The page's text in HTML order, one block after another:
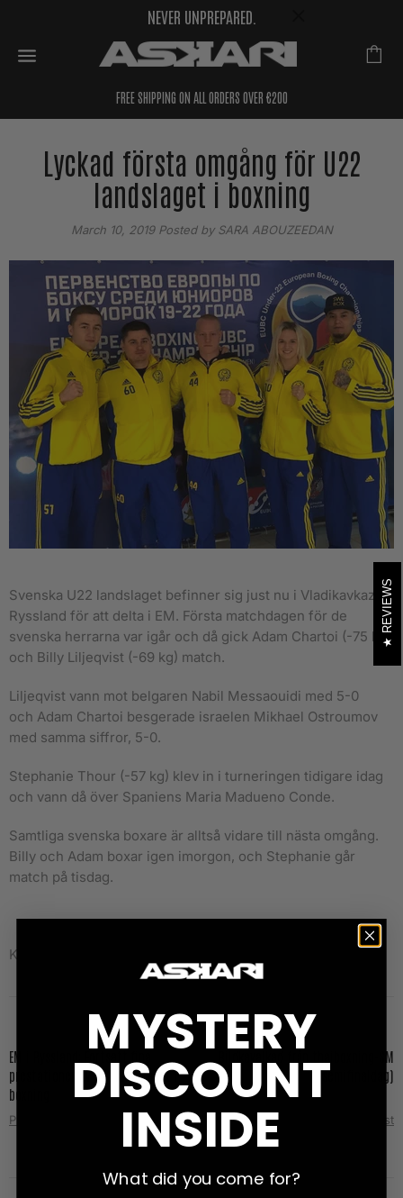
NEVER UNPREPARED.
FREE SHIPPING ON ALL ORDERS OVER €200
Lyckad första omgång för U22
landslaget i boxning
March 10, 2019Posted by SARA ABOUZEEDAN
Svenska U22 landslaget befinner sig just nu i Vladikavkaz,
Ryssland för att delta i EM. Första matchdagen för de
svenska herrarna var igår och då gick Adam Chartoi (-75 kg)
och Billy Liljeqvist (-69 kg) match.
Liljeqvist vann mot belgaren Nabil Messaouidi med 5-0
och Adam Chartoi besgerade israelen Mikhael Ostroumov
med samma siffror, 5-0.
Stephanie Thour (-57 kg) klev in i turneringen tidigare idag
och vann då över Spaniens Maria Madueno Conde.
Samtliga svenska boxare är alltså vidare till nästa omgång.
Billy och Adam boxar igen imorgon, och Stephanie går
match på tisdag.
Källa: Swebox
EM i Ryssland: Fortsatt fina
prestationer av U22 landslaget i
boxning
Prev Post
Bildkavalkad från thaiboxning-SM
(semifinaldag)
Next Post
REVIEWS
MYSTERY
DISCOUNT
INSIDE
What did you come for?